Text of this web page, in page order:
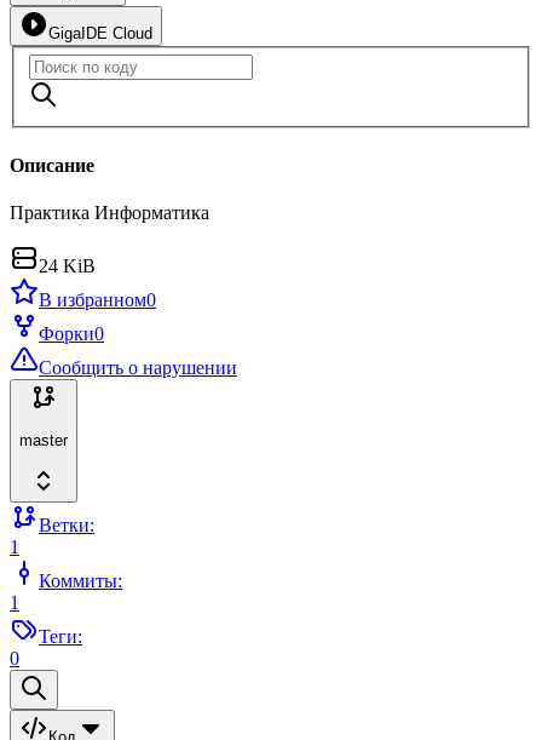
GigaIDE Cloud
Описание
Практика Информатика
24 KiB
В избранном0
Форки0
Сообщить о нарушении
master
Ветки:
1
Коммиты:
1
Теги:
0